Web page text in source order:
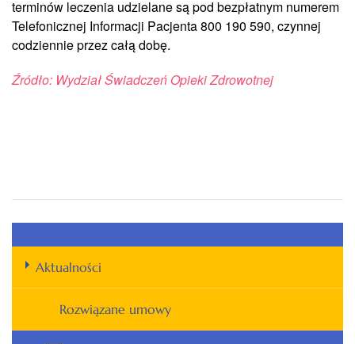
terminów leczenia udzielane są pod bezpłatnym numerem
Telefonicznej Informacji Pacjenta 800 190 590, czynnej
codziennie przez całą dobę.
Źródło: Wydział Świadczeń Opieki Zdrowotnej
Aktualności
Rozwiązane umowy